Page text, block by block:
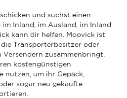
und suchst einen
im Inland, im Ausland, im Inland
kann dir helfen. Moovick ist
Transporterbesitzer oder
zusammenbringt.
kostengünstigen
nutzen, um ihr Gepäck,
sogar neu gekaufte